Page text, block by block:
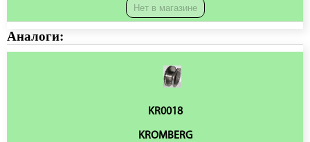
Нет в магазине
Аналоги:
KR0018
KROMBERG